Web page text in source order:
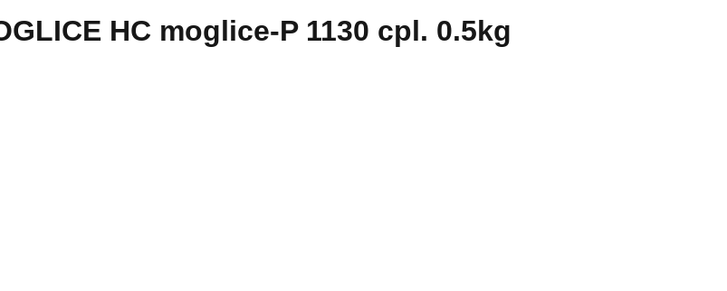
HC moglice-P 1130 cpl. 0.5kg